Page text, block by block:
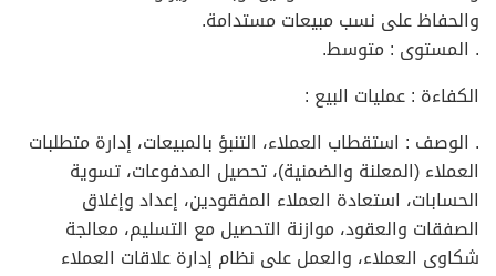
والحفاظ على نسب مبيعات مستدامة.
. المستوى : متوسط.
الكفاءة : عمليات البيع :
. الوصف : استقطاب العملاء، التنبؤ بالمبيعات، إدارة متطلبات
العملاء (المعلنة والضمنية)، تحصيل المدفوعات، تسوية
الحسابات، استعادة العملاء المفقودين، إعداد وإغلاق
الصفقات والعقود، موازنة التحصيل مع التسليم، معالجة
شكاوى العملاء، والعمل على نظام إدارة علاقات العملاء